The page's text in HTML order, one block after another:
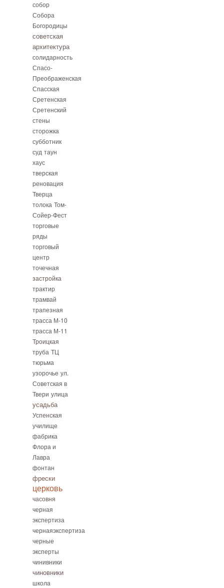
собор
Собора
Богородицы
советская
архитектура
солидарность
Спасо-
Преображенская
Спасская
Сретенская
Сретенский
стены
сторожка
субботник
суд таун
хаус
тверская
реновация
Тверца
толока Том-
Сойер-Фест
торговые
ряды
торговый
центр
точечная
застройка
трактир
трамвай
трапезная
трасса М-10
трасса М-11
Троицкая
труба ТЦ
тюрьма
узорочье ул.
Советская в
Твери улица
усадьба
Успенская
училище
фабрика
Флора и
Лавра
фонтан
фрески
церковь
часовня
черная
экспертиза
чернаяэкспертиза
черные
эксперты
чинивники
чиновники
школа